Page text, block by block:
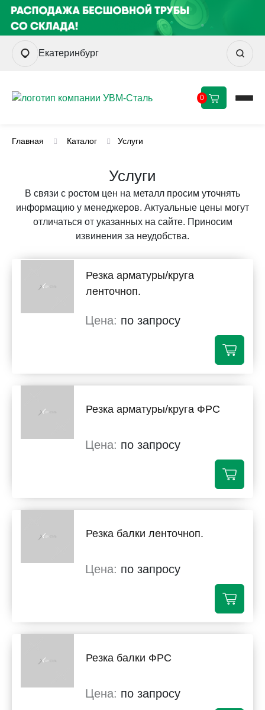
Екатеринбург
0
Главная Каталог Услуги
Услуги
В связи с ростом цен на металл просим уточнять
информацию у менеджеров. Актуальные цены могут
отличаться от указанных на сайте. Приносим
извинения за неудобства.
Резка арматуры/круга
ленточноп.
по запросу
Резка арматуры/круга ФРС
по запросу
Резка балки ленточноп.
по запросу
Резка балки ФРС
по запросу